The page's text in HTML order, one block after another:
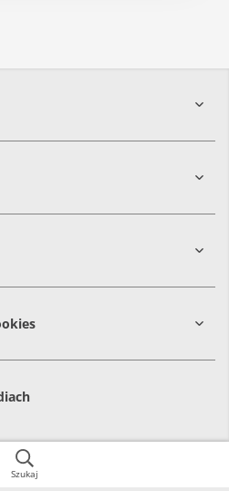
Szukaj